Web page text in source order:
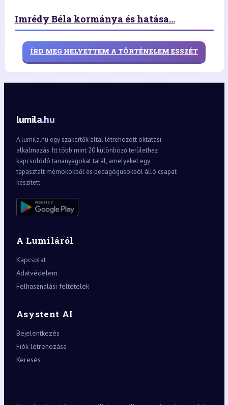
Imrédy Béla kormánya és hatása...
ÍRD MEG HELYETTEM A TÖRTÉNELEM ESSZÉT
lumila.hu
A lumila.hu egy szakértők által létrehozott oktatási
alkalmazás. Itt több mint 20 különböző területhez
kapcsolódó tananyagokat talál, amelyeket egy
tapasztalt mérnökökből és pedagógusokból álló csapat
készített.
A Lumiláról
Kapcsolat
Adatvédelem
Felhasználási feltételek
Asystent AI
Bejelentkezés
Fiók létrehozása
Keresés